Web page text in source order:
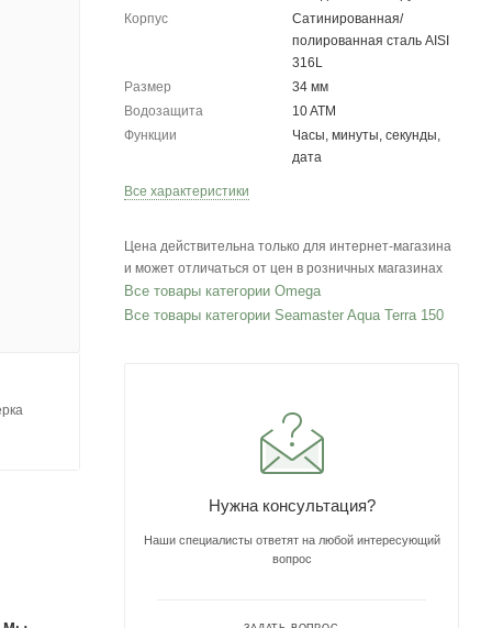
Корпус
Сатинированная/
полированная сталь AISI
316L
Размер
34 мм
Водозащита
10 ATM
Функции
Часы, минуты, секунды,
дата
Все характеристики
Цена действительна только для интернет-магазина
и может отличаться от цен в розничных магазинах
Все товары категории Omega
Все товары категории Seamaster Aqua Terra 150
Нужна консультация?
Наши специалисты ответят на любой интересующий
вопрос